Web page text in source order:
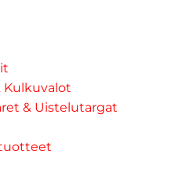
Kulkuvalot
& Uistelutargat